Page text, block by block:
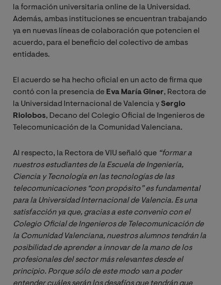
la formación universitaria online de la Universidad.
Además, ambas instituciones se encuentran trabajando
ya en nuevas líneas de colaboración que potencien el
acuerdo, para el beneficio del colectivo de ambas
entidades.
El acuerdo se ha hecho oficial en un acto de firma que
contó con la presencia de Eva María Giner, Rectora de
la Universidad Internacional de Valencia y Sergio
Riolobos, Decano del Colegio Oficial de Ingenieros de
Telecomunicación de la Comunidad Valenciana.
Al respecto, la Rectora de VIU señaló que “formar a
nuestros estudiantes de la Escuela de Ingeniería,
Ciencia y Tecnología en las tecnologías de las
telecomunicaciones “con propósito” es fundamental
para la Universidad Internacional de Valencia. Es una
satisfacción ya que, gracias a este convenio con el
Colegio Oficial de Ingenieros de Telecomunicación de
la Comunidad Valenciana, nuestros alumnos tendrán la
posibilidad de aprender a innovar de la mano de los
profesionales del sector más relevantes desde el
principio. Porque sólo de este modo van a poder
entender cuáles serán los desafíos que tendrán que